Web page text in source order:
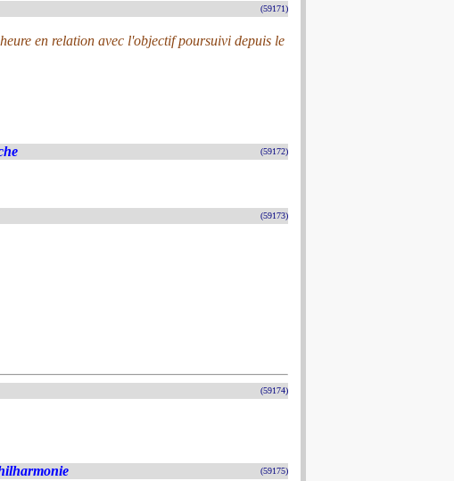
(59171)
en relation avec l'objectif poursuivi depuis le
(59172)
(59173)
(59174)
(59175)